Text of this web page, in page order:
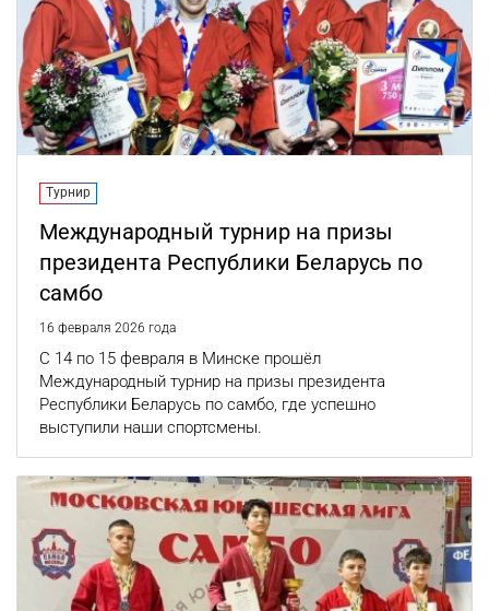
Турнир
Международный турнир на призы
президента Республики Беларусь по
самбо
16 февраля 2026 года
С 14 по 15 февраля в Минске прошёл
Международный турнир на призы президента
Республики Беларусь по самбо, где успешно
выступили наши спортсмены.